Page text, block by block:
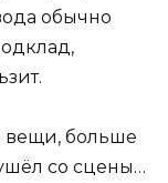
обычно
вещи, больше
со сцены…